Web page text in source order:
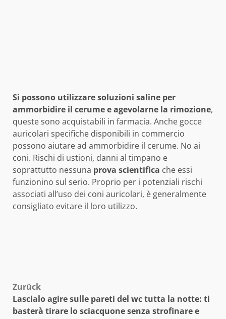
Si possono utilizzare soluzioni saline per
ammorbidire il cerume e agevolarne la rimozione,
queste sono acquistabili in farmacia. Anche gocce
auricolari specifiche disponibili in commercio
possono aiutare ad ammorbidire il cerume. No ai
coni. Rischi di ustioni, danni al timpano e
soprattutto nessuna prova scientifica che essi
funzionino sul serio. Proprio per i potenziali rischi
associati all’uso dei coni auricolari, è generalmente
consigliato evitare il loro utilizzo.
Beitragsnavigation
Zurück
Lascialo agire sulle pareti del wc tutta la notte: ti
basterà tirare lo sciacquone senza strofinare e